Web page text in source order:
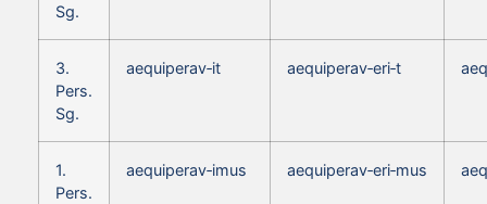
Sg.
3.
Pers.
Sg.
aequiperav‑it aequiperav‑eri‑t
1.
Pers.
aequiperav‑imus aequiperav‑eri‑mus